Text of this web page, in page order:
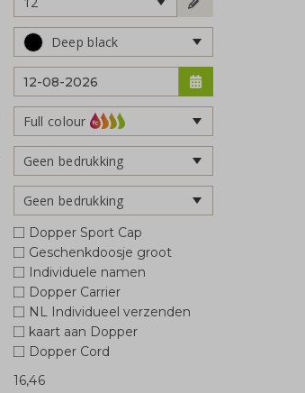
Deep black
Full colour
Geen bedrukking
Geen bedrukking
Dopper Sport Cap
Geschenkdoosje groot
Individuele namen
Dopper Carrier
NL Individueel verzenden
kaart aan Dopper
Dopper Cord
16,46